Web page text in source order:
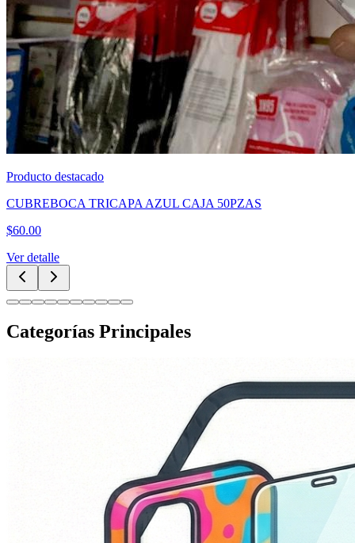
Producto destacado
CUBREBOCA TRICAPA AZUL CAJA 50PZAS
$60.00
Ver detalle
Categorías Principales